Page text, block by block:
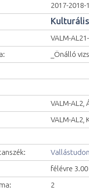
2017-2018-1
VALM-
_Önálló
VALM-
VALM-
félévre 3.00
2